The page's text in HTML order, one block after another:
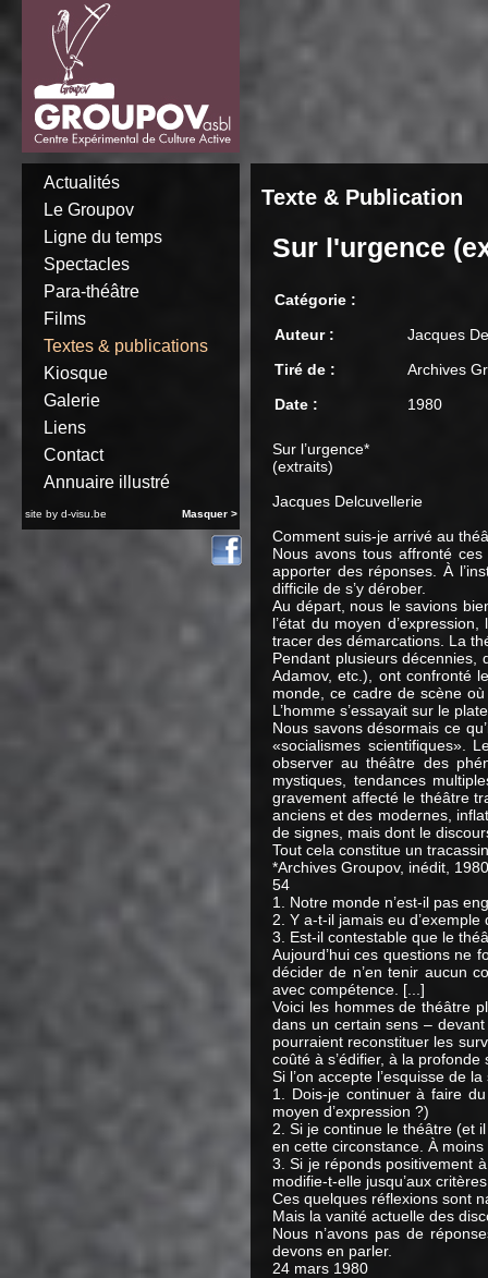
Actualités
Le Groupov
Ligne du temps
Spectacles
Para-théâtre
Films
Textes & publications
Kiosque
Galerie
Liens
Contact
Annuaire illustré
Masquer >
site by d-visu.be
Texte & Publication
Sur l'urgence
Catégorie :
Auteur :
Jacques
Tiré de :
Archives
Date :
1980
Sur l’urgence*
(extraits)
Jacques Delcuvellerie
Comment suis-je arrivé au
Nous avons tous affronté
apporter des réponses. À
difficile de s’y dérober.
Au départ, nous le savions
l’état du moyen
tracer des démarcations. La
Pendant plusieurs décennies,
Adamov, etc.), ont confronté
monde, ce cadre de scène
L’homme s’essayait sur le
Nous savons désormais ce
«socialismes scientifiques».
observer au théâtre des
mystiques, tendances
gravement affecté le théâtre
anciens et des modernes,
de signes, mais dont le
Tout cela constitue un
*Archives Groupov, inédit,
54
1. Notre monde n’est-il pas
2. Y a-t-il jamais eu
3. Est-il contestable que le
Aujourd’hui ces questions ne
décider de n’en tenir aucun
avec compétence. [...]
Voici les hommes de théâtre
dans un certain sens –
pourraient reconstituer les
coûté à s’édifier, à la
Si l’on accepte l’esquisse de
1. Dois-je continuer à faire
moyen d’expression ?)
2. Si je continue le théâtre (et
en cette circonstance. À
3. Si je réponds positivement
modifie-t-elle jusqu’aux
Ces quelques réflexions sont
Mais la vanité actuelle des
Nous n’avons pas de
devons en parler.
24 mars 1980